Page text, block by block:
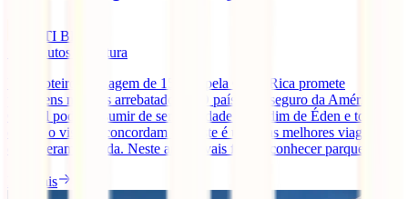
IATI Blog
minutos de leitura
Uma roteiro de viagem de 15 dias pela Costa Rica promete
paisagens naturais arrebatadoras. O país mais seguro da América
Central pode presumir de ser o verdadeiro Jardim de Éden e todos
os que o visitam concordam que este é uma das melhores viagens
que fizeram na vida. Neste artigo, vais ficar a conhecer parques [...]
Ler mais